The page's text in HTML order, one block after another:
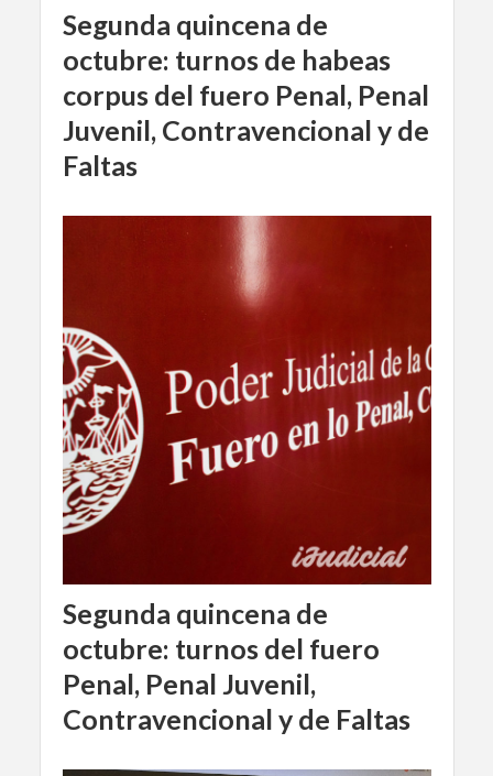
Segunda quincena de
octubre: turnos de habeas
corpus del fuero Penal, Penal
Juvenil, Contravencional y de
Faltas
Segunda quincena de
octubre: turnos del fuero
Penal, Penal Juvenil,
Contravencional y de Faltas